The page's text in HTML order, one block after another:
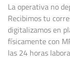
La operativa no
Recibimos tu
digitalizamos en
físicamente con
las 24 horas